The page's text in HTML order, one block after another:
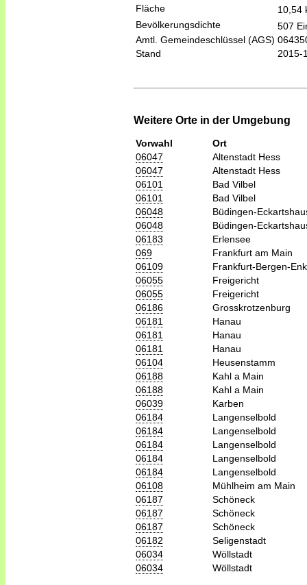
Fläche
10,54
Bevölkerungsdichte
507
Amtl. Gemeindeschlüssel (AGS)
Stand
2015-
Weitere Orte in der Umgebung
Vorwahl
Ort
06047
Altenstadt Hess
06047
Altenstadt Hess
06101
Bad Vilbel
06101
Bad Vilbel
06048
Büdingen-
06048
Büdingen-
06183
Erlensee
069
Frankfurt am Main
06109
Frankfurt-Bergen-
06055
Freigericht
06055
Freigericht
06186
Grosskrotzenburg
06181
Hanau
06181
Hanau
06181
Hanau
06104
Heusenstamm
06188
Kahl a Main
06188
Kahl a Main
06039
Karben
06184
Langenselbold
06184
Langenselbold
06184
Langenselbold
06184
Langenselbold
06184
Langenselbold
06108
Mühlheim am Main
06187
Schöneck
06187
Schöneck
06187
Schöneck
06182
Seligenstadt
06034
Wöllstadt
06034
Wöllstadt